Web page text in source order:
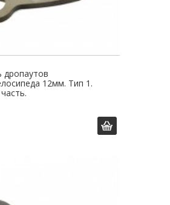
дропаутов
12мм. Тип 1.